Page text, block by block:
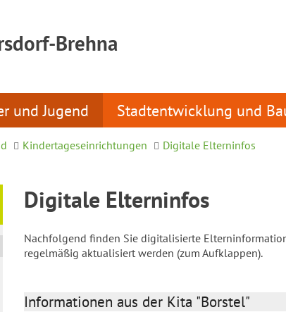
Brehna
und Jugend Stadtentwicklung und
Kindertageseinrichtungen Digitale Elterninfos
Digitale Elterninfos
Nachfolgend finden Sie digitalisierte
regelmäßig aktualisiert werden (zum Aufklappen).
Informationen aus der Kita "Borstel"